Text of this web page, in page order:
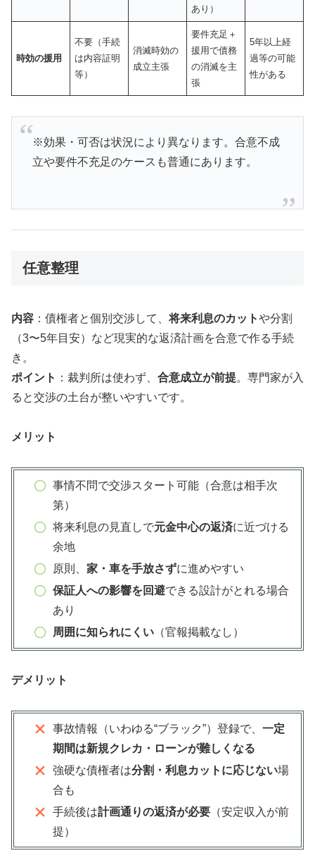
あり）
時効の援用
不要（手続
は内容証明
等）
消滅時効の
成立主張
要件充足＋
援用で債務
の消滅を主
張
5年以上経
過等の可能
性がある
※効果・可否は状況により異なります。合意不成
立や要件不充足のケースも普通にあります。
任意整理
内容 ：債権者と個別交渉して、将来利息のカットや分割
（3〜5年目安）など現実的な返済計画を合意で作る手続
き。
ポイント ：裁判所は使わず、 合意成立が前提。専門家が入
ると交渉の土台が整いやすいです。
メリット
事情不問で交渉スタート可能（合意は相手次
第）
将来利息の見直しで元金中心の返済に近づける
余地
原則、 家・車を手放さずに進めやすい
保証人への影響を回避できる設計がとれる場合
あり
周囲に知られにくい（官報掲載なし）
デメリット
事故情報（いわゆる“ブラック”）登録で、 一定
期間は新規クレカ・ローンが難しくなる
強硬な債権者は分割・利息カットに応じない場
合も
手続後は計画通りの返済が必要（安定収入が前
提）